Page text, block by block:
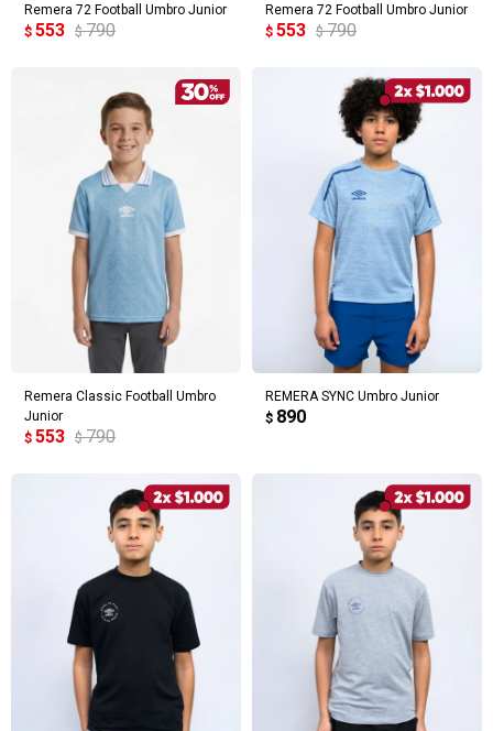
Remera 72 Football Umbro Junior
$ 553 $ 790
Remera 72 Football Umbro Junior
$ 553 $ 790
Remera Classic Football Umbro
Junior
$ 553 $ 790
REMERA SYNC Umbro Junior
$ 890